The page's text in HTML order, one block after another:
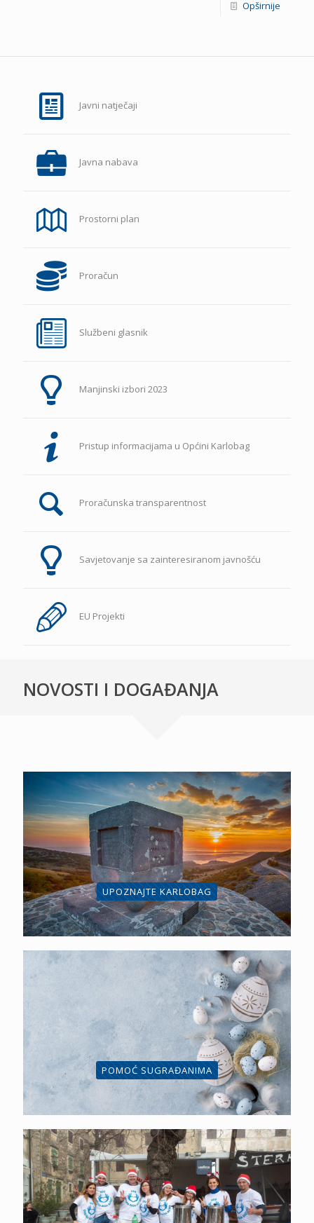
Opširnije
Javni natječaji
Javna nabava
Prostorni plan
Proračun
Službeni glasnik
Manjinski izbori 2023
Pristup informacijama u Općini Karlobag
Proračunska transparentnost
Savjetovanje sa zainteresiranom javnošću
EU Projekti
NOVOSTI I DOGAĐANJA
UPOZNAJTE KARLOBAG
POMOĆ SUGRAĐANIMA